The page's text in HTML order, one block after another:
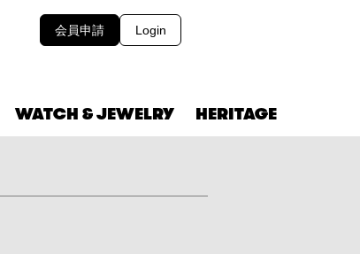
会員申請 Login
WATCH & JEWELRY HERITAGE